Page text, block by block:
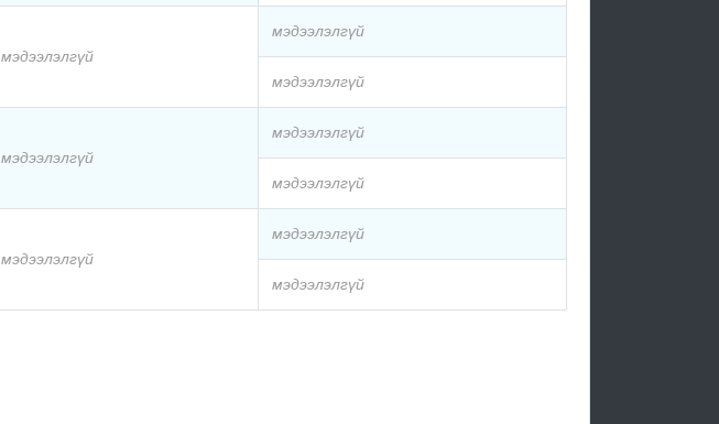
мэдээлэлгүй
мэдээлэлгүй
мэдээлэлгүй
мэдээлэлгүй
мэдээлэлгүй
мэдээлэлгүй
мэдээлэлгүй
мэдээлэлгүй
мэдээлэлгүй